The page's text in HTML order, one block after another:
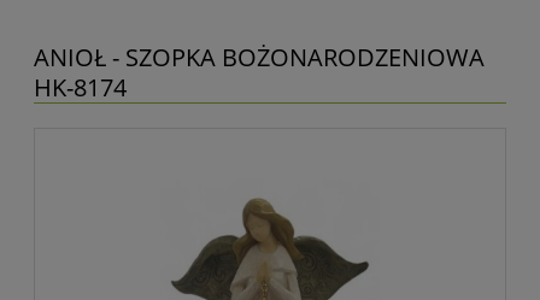
ANIOŁ - SZOPKA BOŻONARODZENIOWA
HK-8174